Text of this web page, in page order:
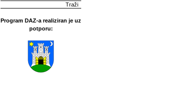
Program DAZ-a realiziran je uz
potporu: